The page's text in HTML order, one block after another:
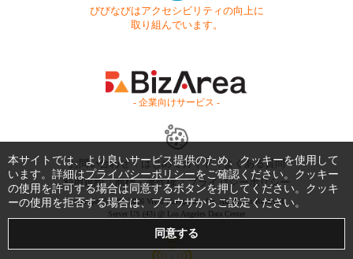
びびなびはアクセシビリティの向上に
取り組んでいます。
- 企業向けサービス -
お問い合わせ はじめてガイド
よくある質問
利用規約
商標・著作権 プライバシーポリシー
Copyright © 1999-2026 Vivid Navigation, Inc. All Rights Reserved.
Server US (43) @ Los Angeles Data Center
本サイトでは、より良いサービス提供のため、クッキーを使用して
います。詳細はプライバシーポリシーをご確認ください。クッキー
の使用を許可する場合は同意するボタンを押してください。クッキ
ーの使用を拒否する場合は、ブラウザからご設定ください。